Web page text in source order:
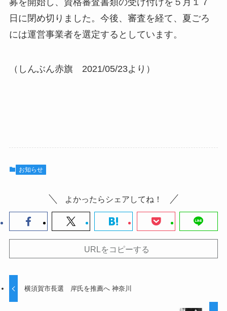
日に閉め切りました。今後、審査を経て、夏ごろ
には運営事業者を選定するとしています。
（しんぶん赤旗 2021/05/23より）
お知らせ
よかったらシェアしてね！
URLをコピーする
横須賀市長選 岸氏を推薦へ 神奈川